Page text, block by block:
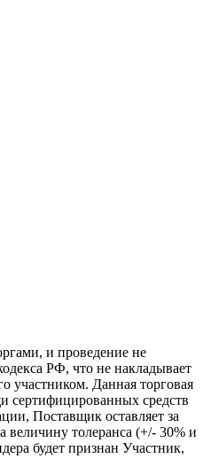
и проведение не
РФ, что не накладывает
участником. Данная торговая
сертифицированных средств
Поставщик оставляет за
величину толеранса (+/- 30% и
будет признан Участник,